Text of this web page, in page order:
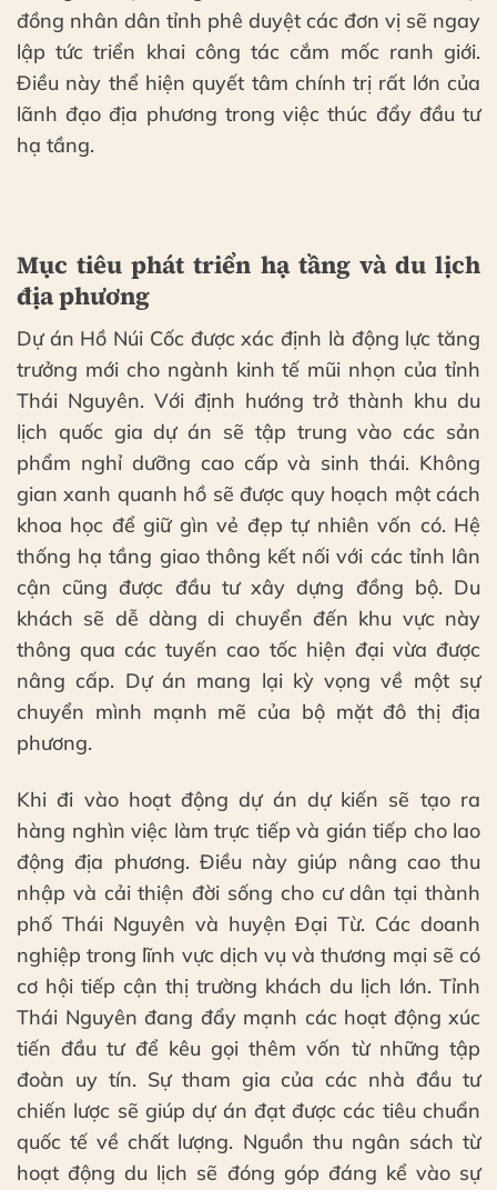
đồng nhân dân tỉnh phê duyệt các đơn vị sẽ ngay
lập tức triển khai công tác cắm mốc ranh giới.
Điều này thể hiện quyết tâm chính trị rất lớn của
lãnh đạo địa phương trong việc thúc đẩy đầu tư
hạ tầng.
Mục tiêu phát triển hạ tầng và du lịch
địa phương
Dự án Hồ Núi Cốc được xác định là động lực tăng
trưởng mới cho ngành kinh tế mũi nhọn của tỉnh
Thái Nguyên. Với định hướng trở thành khu du
lịch quốc gia dự án sẽ tập trung vào các sản
phẩm nghỉ dưỡng cao cấp và sinh thái. Không
gian xanh quanh hồ sẽ được quy hoạch một cách
khoa học để giữ gìn vẻ đẹp tự nhiên vốn có. Hệ
thống hạ tầng giao thông kết nối với các tỉnh lân
cận cũng được đầu tư xây dựng đồng bộ. Du
khách sẽ dễ dàng di chuyển đến khu vực này
thông qua các tuyến cao tốc hiện đại vừa được
nâng cấp. Dự án mang lại kỳ vọng về một sự
chuyển mình mạnh mẽ của bộ mặt đô thị địa
phương.
Khi đi vào hoạt động dự án dự kiến sẽ tạo ra
hàng nghìn việc làm trực tiếp và gián tiếp cho lao
động địa phương. Điều này giúp nâng cao thu
nhập và cải thiện đời sống cho cư dân tại thành
phố Thái Nguyên và huyện Đại Từ. Các doanh
nghiệp trong lĩnh vực dịch vụ và thương mại sẽ có
cơ hội tiếp cận thị trường khách du lịch lớn. Tỉnh
Thái Nguyên đang đẩy mạnh các hoạt động xúc
tiến đầu tư để kêu gọi thêm vốn từ những tập
đoàn uy tín. Sự tham gia của các nhà đầu tư
chiến lược sẽ giúp dự án đạt được các tiêu chuẩn
quốc tế về chất lượng. Nguồn thu ngân sách từ
hoạt động du lịch sẽ đóng góp đáng kể vào sự